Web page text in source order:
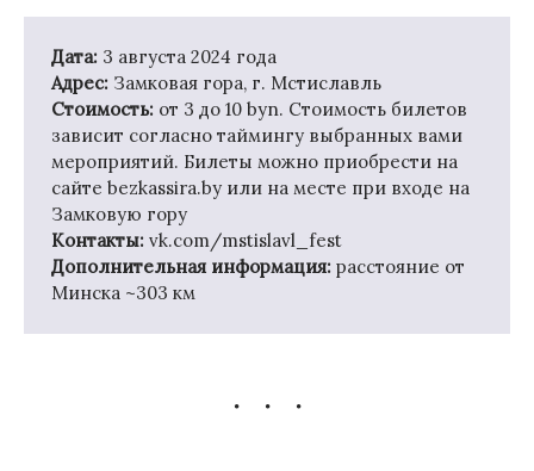
Дата: 3 августа 2024 года
Адрес: Замковая гора, г. Мстиславль
Стоимость: от 3 до 10 byn. Стоимость билетов
зависит согласно таймингу выбранных вами
мероприятий. Билеты можно приобрести на
сайте bezkassira.by или на месте при входе на
Замковую гору
Контакты: vk.com/mstislavl_fest
Дополнительная информация: расстояние от
Минска ~303 км